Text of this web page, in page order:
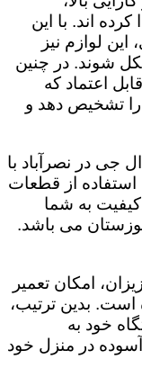
اند. با این
لوازم نیز
شوند. در چنین
اعتماد که
تشخیص دهد و
جی در نصرآباد با
از قطعات
کیفیت به شما
می باشد.
امکان تعمیر
بدین ترتیب،
خود به
آسوده در منزل خود